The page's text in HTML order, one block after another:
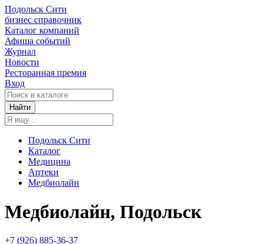
Подольск Сити
бизнес справочник
Каталог компаний
Афиша событий
Журнал
Новости
Ресторанная премия
Вход
Найти
Подольск Сити
Каталог
Медицина
Аптеки
Медбиолайн
Медбиолайн, Подольск
+7 (926) 885-36-37